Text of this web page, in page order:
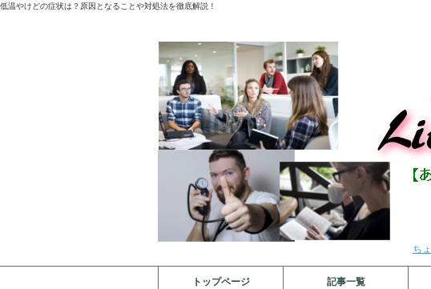
低温やけどの症状は？原因となることや対処法を徹底解説！
ち
トップページ 記事一覧